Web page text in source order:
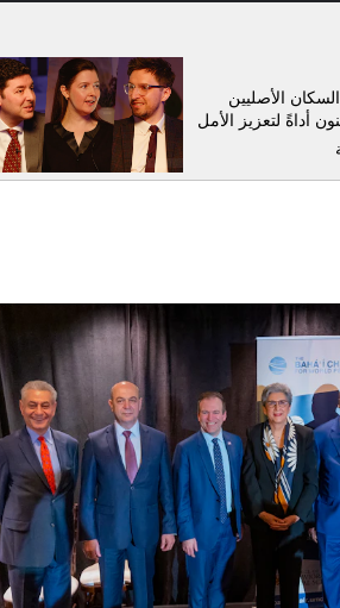
الأصليين
أداةً لتعزيز الأمل